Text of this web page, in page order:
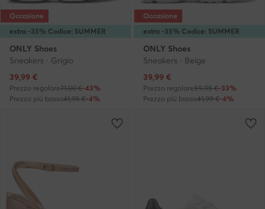
extra -35% Codice: SUMMER
Occasione
ONLY Shoes
Sneakers · Grigio
Prezzo attuale
39,99 €
Prezzo regolare71,00 €-43%
Prezzo più basso41,95 €-4%
extra -35% Codice: SUMMER
Occasione
ONLY Shoes
Sneakers · Beige
Prezzo attuale
39,99 €
Prezzo regolare59,95 €-33%
Prezzo più basso41,99 €-4%